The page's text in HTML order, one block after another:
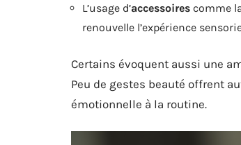
L’usage d’accessoires comme
renouvelle l’expérience
Certains évoquent aussi une
Peu de gestes beauté offrent
émotionnelle à la routine.